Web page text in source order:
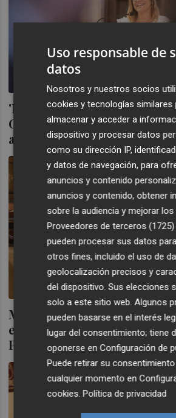
'Escabechina' en la
Gobierno: Bernabé releva a
asesores
Marco pide a Bernabé
estatales para aprobar
Plan General
Uso responsable de
datos
Nosotros y nuestros socios
cookies y tecnologías similares
almacenar y acceder a
dispositivo y procesar datos
como su dirección IP,
y datos de navegación, para
anuncios y contenido
anuncios y contenido, obtener
sobre la audiencia y mejorar los
Proveedores de terceros (1725)
pueden procesar sus datos
otros fines, incluido el uso de
geolocalización precisos y
del dispositivo. Sus elecciones
solo a este sitio web. Algunos
pueden basarse en el interés
lugar del consentimiento; tiene
oponerse enConfiguración de
Puede retirar su
cualquier momento en
cookies .Política de privacidad